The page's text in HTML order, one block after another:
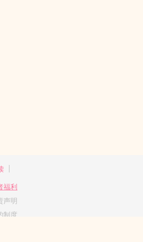
福利
声明
制度